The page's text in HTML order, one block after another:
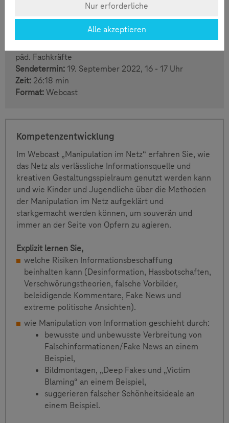
Manipulation im Netz - die digitale Welt
braucht Vertrauen!
Erwachsene Begleiter*innen von Kindern
päd. Fachkräfte
Sendetermin:19. September 2022, 16 - 17 Uhr
Zeit: 26:18 min
Format:Webcast
Kompetenzentwicklung
Im Webcast „Manipulation im Netz“ erfahren Sie, wie
das Netz als verlässliche Informationsquelle und
kreativen Gestaltungsspielraum genutzt werden kann
und wie Kinder und Jugendliche über die Methoden
der Manipulation im Netz aufgeklärt und
starkgemacht werden können, um souverän und
immer an der Seite von Opfern zu agieren.
Explizit lernen Sie,
welche Risiken Informationsbeschaffung
beinhalten kann (Desinformation, Hassbotschaften,
Verschwörungstheorien, falsche Vorbilder,
beleidigende Kommentare, Fake News und
extreme politische Ansichten).
wie Manipulation von Information geschieht durch:
bewusste und unbewusste Verbreitung von
Falschinformationen/Fake News an einem
Beispiel,
Bildmontagen, „Deep Fakes und „Victim
Blaming“ an einem Beispiel,
suggerieren falscher Schönheitsideale an
einem Beispiel.
Nur erforderliche
Alle akzeptieren